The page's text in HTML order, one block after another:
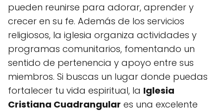
pueden reunirse para adorar, aprender y
crecer en su fe. Además de los servicios
religiosos, la iglesia organiza actividades y
programas comunitarios, fomentando un
sentido de pertenencia y apoyo entre sus
miembros. Si buscas un lugar donde puedas
fortalecer tu vida espiritual, la Iglesia
Cristiana Cuadrangular es una excelente